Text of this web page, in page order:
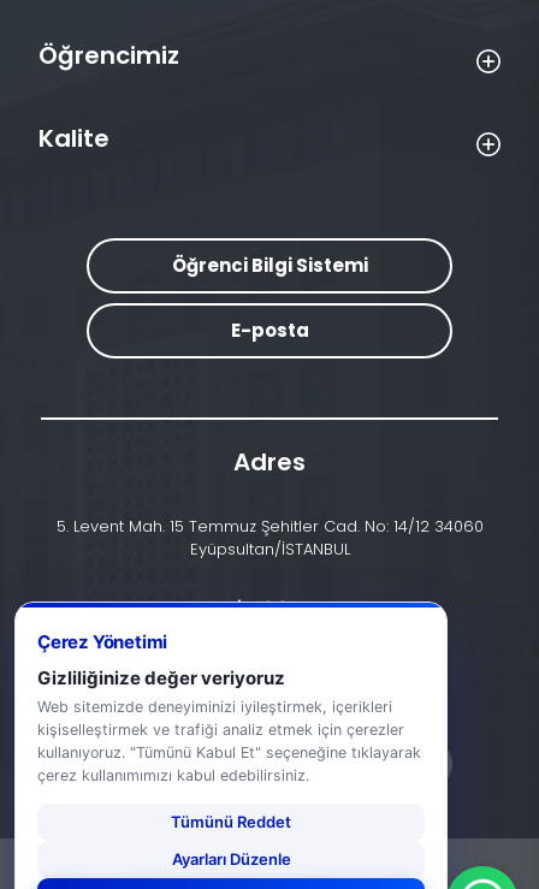
Öğrencimiz
Kalite
Öğrenci Bilgi Sistemi
E-posta
Adres
5. Levent Mah. 15 Temmuz Şehitler Cad. No: 14/12 34060
Eyüpsultan/İSTANBUL
İletişim
info@halic.edu.tr
KVKK Bildirimi-Gizlilik Bildirimi
Çerez Yönetimi
Gizliliğinize değer veriyoruz
Web sitemizde deneyiminizi iyileştirmek, içerikleri
kişiselleştirmek ve trafiği analiz etmek için çerezler
kullanıyoruz. "Tümünü Kabul Et" seçeneğine tıklayarak
çerez kullanımımızı kabul edebilirsiniz.
Tümünü Reddet
Ayarları Düzenle